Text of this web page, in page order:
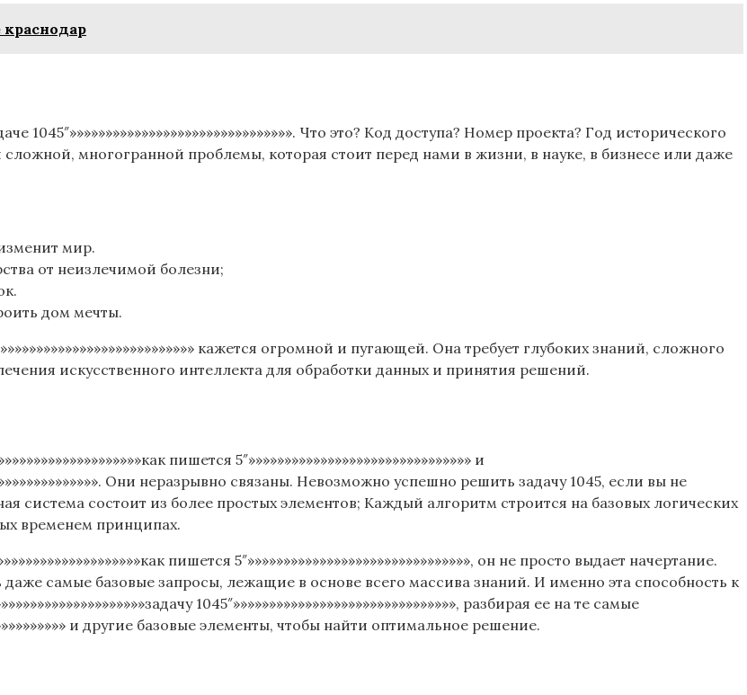
краснодар
1045″»»»»»»»»»»»»»»»»»»»»»»»»»»»»»»». Что это? Код доступа? Номер проекта? Год исторического
многогранной проблемы, которая стоит перед нами в жизни, в науке, в бизнесе или даже
мир.
от неизлечимой болезни;
дом мечты.
кажется огромной и пугающей. Она требует глубоких знаний, сложного
искусственного интеллекта для обработки данных и принятия решений.
пишется 5″»»»»»»»»»»»»»»»»»»»»»»»»»»»»»»» и
Они неразрывно связаны. Невозможно успешно решить задачу 1045, если вы не
система состоит из более простых элементов; Каждый алгоритм строится на базовых логических
временем принципах.
пишется 5″»»»»»»»»»»»»»»»»»»»»»»»»»»»»»»», он не просто выдает начертание.
самые базовые запросы, лежащие в основе всего массива знаний. И именно эта способность к
1045″»»»»»»»»»»»»»»»»»»»»»»»»»»»»»»», разбирая ее на те самые
и другие базовые элементы, чтобы найти оптимальное решение.